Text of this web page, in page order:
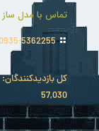
تماس با مدل ساز
0935-5362255
کل بازدیدکنند‌گان:
57,030